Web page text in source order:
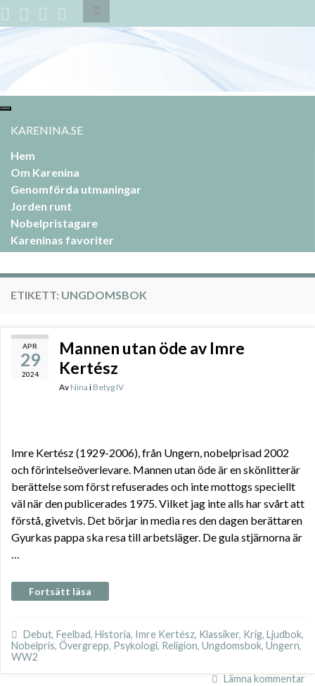
Slå
på/av
sökformulär
Slå
navigering
KARENINA.SE
Hem
Om Karenina
Genomförda utmaningar
Jorden runt
Nobelpristagare
Kareninas favoriter
ETIKETT: UNGDOMSBOK
APR
29
2024
Mannen utan öde av Imre
Kertész
Av Nina i Betyg IV
Imre Kertész (1929-2006), från Ungern, nobelprisad 2002
och förintelseöverlevare. Mannen utan öde är en skönlitterär
berättelse som först refuserades och inte mottogs speciellt
väl när den publicerades 1975. Vilket jag inte alls har svårt att
förstå, givetvis. Det börjar in media res den dagen berättaren
Gyurkas pappa ska resa till arbetsläger. De gula stjärnorna är
…
Fortsätt läsa
Debut, Feelbad, Historia, Imre Kertész, Klassiker, Krig, Ljudbok,
Nobelpris, Övergrepp, Psykologi, Religion, Ungdomsbok, Ungern,
WW2
Lämna kommentar